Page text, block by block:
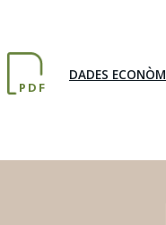
PDF
DADES